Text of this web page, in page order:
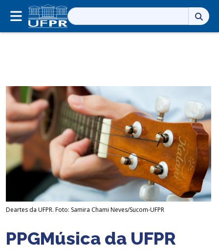
Pesquisar
por:
Deartes da UFPR. Foto: Samira Chami Neves/Sucom-UFPR
PPGMúsica da UFPR